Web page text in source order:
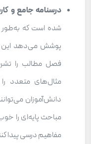
درسنامه جامع و
شده است که به‌طور
پوشش می‌دهد این
فصل مطالب را
مثال‌های متعدد
دانش‌آموزان
مباحث پایه‌ای را
مفاهیم درسی پیدا